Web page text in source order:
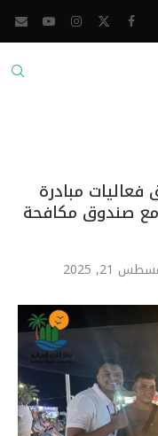
مبادرة
مع صندوق مكافحة
21, 2025